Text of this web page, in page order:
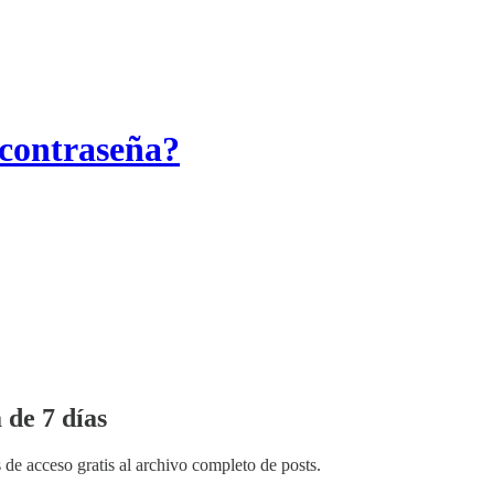
7 días
acceso gratis al archivo completo de posts.